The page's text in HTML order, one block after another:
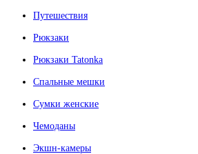
Путешествия
Рюкзаки
Рюкзаки Tatonka
Спальные мешки
Сумки женские
Чемоданы
Экшн-камеры